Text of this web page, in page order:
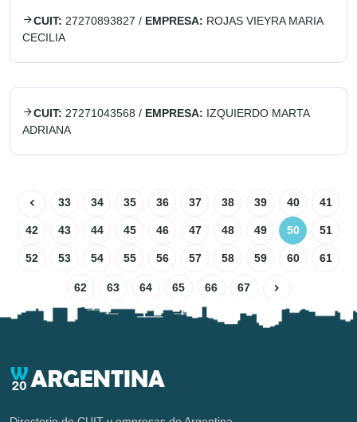
CUIT: 27270893827 / EMPRESA: ROJAS VIEYRA MARIA
CECILIA
CUIT: 27271043568 / EMPRESA: IZQUIERDO MARTA
ADRIANA
33 34 35 36 37 38 39 40 41
42 43 44 45 46 47 48 49 50 51
52 53 54 55 56 57 58 59 60 61
62 63 64 65 66 67